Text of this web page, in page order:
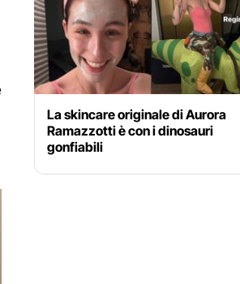
La skincare originale di Aurora
Ramazzotti è con i dinosauri
gonfiabili